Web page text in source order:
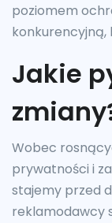
poziomem
konkurencyjną,
Jakie
Wobec
prywatności i
stajemy przed
reklamodawcy